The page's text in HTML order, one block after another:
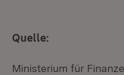
Quelle:
Ministerium für